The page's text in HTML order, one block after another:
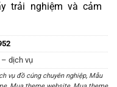
trải nghiệm và cảm
dịch vụ
vụ đồ cúng chuyên nghiệp, Mẫu